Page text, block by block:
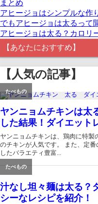
まとめ
アヒージョはシンプルな作
でもアヒージョは太るって
アヒージョは太る？カロリ
【あなたにおすすめ】
【人気の記事】
たべもの
ヤンニョムチキンは太
した結果！ダイエット
ヤンニョムチキンは、鶏肉に特製
のチキンが人気です。 また、定
したバラエティ豊富...
たべもの
汁なし坦々麺は太る？
シーなレシピを紹介！